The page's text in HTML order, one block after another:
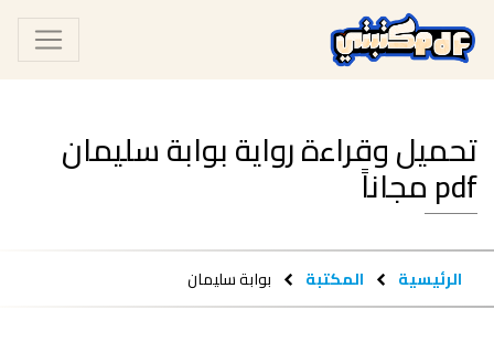
تحميل وقراءة رواية بوابة سليمان
pdf مجاناً
الرئيسية المكتبة بوابة سليمان